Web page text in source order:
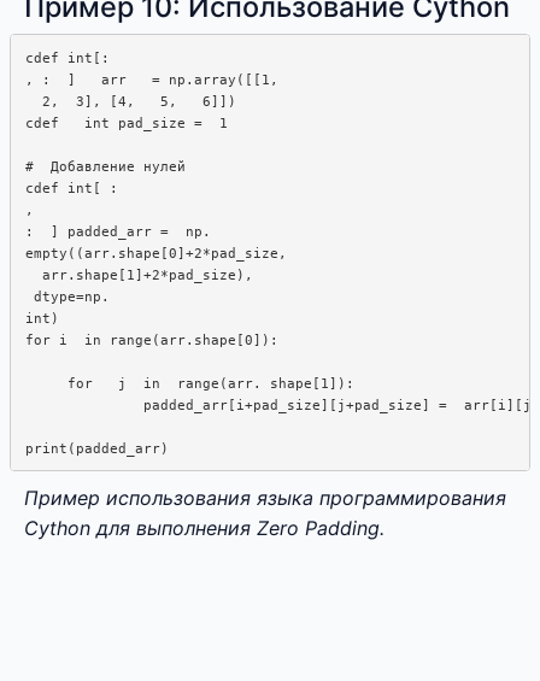
cdef int[:
, :  ]   arr   = np.array([[1,
  2,  3], [4,   5,   6]])
cdef   int pad_size =  1
#  Добавление нулей
cdef int[ :
,
:  ] padded_arr =  np.
empty((arr.shape[0]+2*pad_size,
  arr.shape[1]+2*pad_size),
dtype=np.
int)
for i  in range(arr.shape[0]):
     for   j  in  range(arr. shape[1]):
              padded_arr[i+pad_size][j+pad_size] =  arr[i][j]
Пример использования языка программирования
Cython для выполнения Zero Padding.